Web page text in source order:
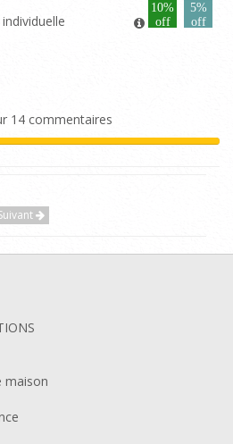
10%
off
5%
off
14 commentaires
maison